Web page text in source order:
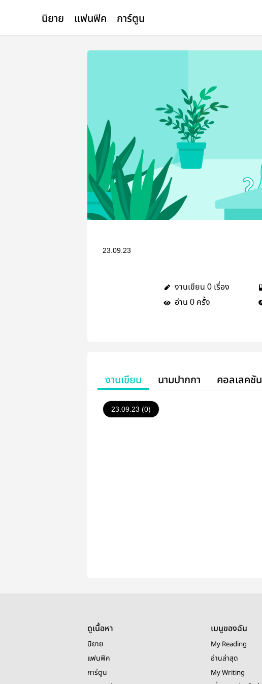
นิยาย แฟนฟิค การ์ตูน
23.09.23
งานเขียน 0 เรื่อง
อ่าน 0 ครั้ง
งานเขียน นามปากกา คอลเลคชัน
23.09.23 (0)
ดูเนื้อหา
นิยาย
แฟนฟิค
การ์ตูน
เมนูของฉัน
My Reading
อ่านล่าสุด
My Writing